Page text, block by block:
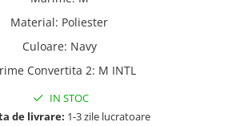
Material: Poliester
Culoare: Navy
Convertita 2: M INTL
IN STOC
de livrare: 1-3 zile lucratoare